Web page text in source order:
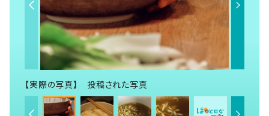
【実際の写真】 投稿された写真